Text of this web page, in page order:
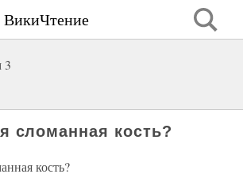
ВикиЧтение
3
сломанная кость?
кость?